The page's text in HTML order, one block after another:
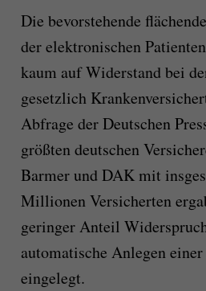
Die bevorstehende
der elektronischen
kaum auf Widerstand bei
gesetzlich
Abfrage der Deutschen
größten deutschen
Barmer und DAK mit
Millionen Versicherten
geringer Anteil
automatische Anlegen
eingelegt.